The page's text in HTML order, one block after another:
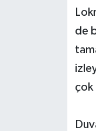
de
çok